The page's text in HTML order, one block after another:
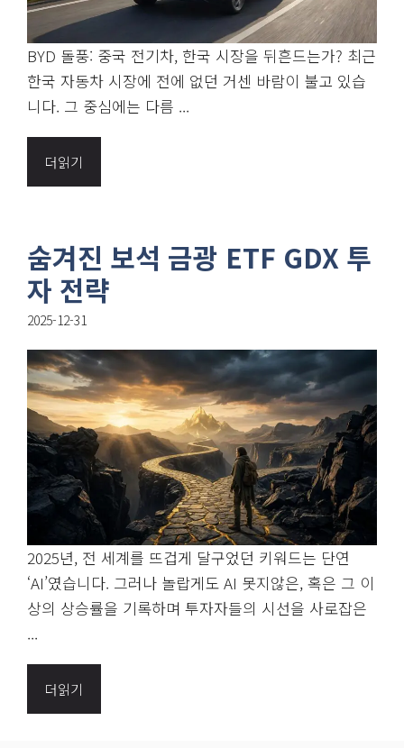
BYD 돌풍: 중국 전기차, 한국 시장을 뒤흔드는가? 최근
한국 자동차 시장에 전에 없던 거센 바람이 불고 있습
니다. 그 중심에는 다름 ...
더읽기
숨겨진 보석 금광 ETF GDX 투
자 전략
2025-12-31
2025년, 전 세계를 뜨겁게 달구었던 키워드는 단연
‘AI’였습니다. 그러나 놀랍게도 AI 못지않은, 혹은 그 이
상의 상승률을 기록하며 투자자들의 시선을 사로잡은
...
더읽기